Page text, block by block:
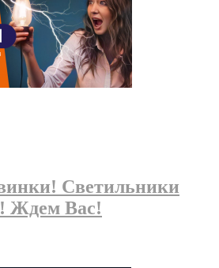
Светильники
Ждем Вас!